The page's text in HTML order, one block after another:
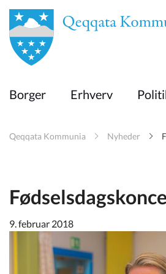
en
Borger
Erhverv
Politik
Selvbetjening
Borger Erhverv
Qeqqata Kommunia Nyheder
9. februar 2018